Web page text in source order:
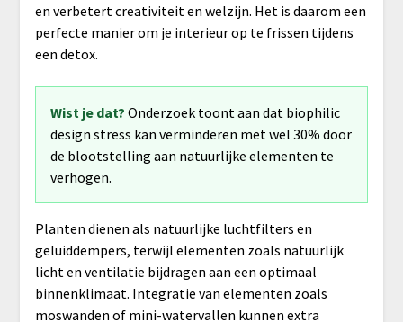
en verbetert creativiteit en welzijn. Het is daarom een
perfecte manier om je interieur op te frissen tijdens
een detox.
Wist je dat? Onderzoek toont aan dat biophilic
design stress kan verminderen met wel 30% door
de blootstelling aan natuurlijke elementen te
verhogen.
Planten dienen als natuurlijke luchtfilters en
geluiddempers, terwijl elementen zoals natuurlijk
licht en ventilatie bijdragen aan een optimaal
binnenklimaat. Integratie van elementen zoals
moswanden of mini-watervallen kunnen extra